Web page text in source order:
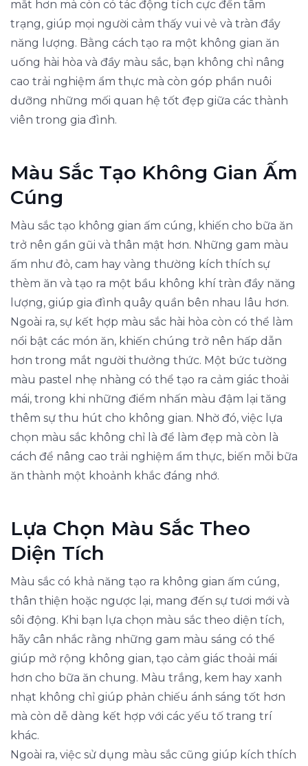
mắt hơn mà còn có tác động tích cực đến tâm
trạng, giúp mọi người cảm thấy vui vẻ và tràn đầy
năng lượng. Bằng cách tạo ra một không gian ăn
uống hài hòa và đầy màu sắc, bạn không chỉ nâng
cao trải nghiệm ẩm thực mà còn góp phần nuôi
dưỡng những mối quan hệ tốt đẹp giữa các thành
viên trong gia đình.
Màu Sắc Tạo Không Gian Ấm
Cúng
Màu sắc tạo không gian ấm cúng, khiến cho bữa ăn
trở nên gần gũi và thân mật hơn. Những gam màu
ấm như đỏ, cam hay vàng thường kích thích sự
thèm ăn và tạo ra một bầu không khí tràn đầy năng
lượng, giúp gia đình quây quần bên nhau lâu hơn.
Ngoài ra, sự kết hợp màu sắc hài hòa còn có thể làm
nổi bật các món ăn, khiến chúng trở nên hấp dẫn
hơn trong mắt người thưởng thức. Một bức tường
màu pastel nhẹ nhàng có thể tạo ra cảm giác thoải
mái, trong khi những điểm nhấn màu đậm lại tăng
thêm sự thu hút cho không gian. Nhờ đó, việc lựa
chọn màu sắc không chỉ là để làm đẹp mà còn là
cách để nâng cao trải nghiệm ẩm thực, biến mỗi bữa
ăn thành một khoảnh khắc đáng nhớ.
Lựa Chọn Màu Sắc Theo
Diện Tích
Màu sắc có khả năng tạo ra không gian ấm cúng,
thân thiện hoặc ngược lại, mang đến sự tươi mới và
sôi động. Khi bạn lựa chọn màu sắc theo diện tích,
hãy cân nhắc rằng những gam màu sáng có thể
giúp mở rộng không gian, tạo cảm giác thoải mái
hơn cho bữa ăn chung. Màu trắng, kem hay xanh
nhạt không chỉ giúp phản chiếu ánh sáng tốt hơn
mà còn dễ dàng kết hợp với các yếu tố trang trí
khác.
Ngoài ra, việc sử dụng màu sắc cũng giúp kích thích